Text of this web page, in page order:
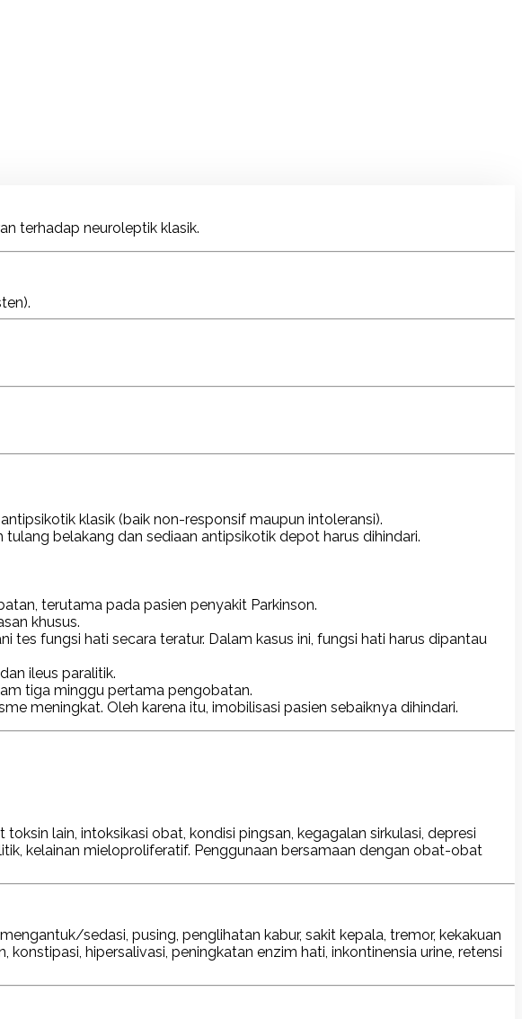
terhadap neuroleptik klasik.
klasik (baik non-responsif maupun intoleransi).
belakang dan sediaan antipsikotik depot harus dihindari.
terutama pada pasien penyakit Parkinson.
khusus.
fungsi hati secara teratur. Dalam kasus ini, fungsi hati harus dipantau
ileus paralitik.
tiga minggu pertama pengobatan.
meningkat. Oleh karena itu, imobilisasi pasien sebaiknya dihindari.
lain, intoksikasi obat, kondisi pingsan, kegagalan sirkulasi, depresi
kelainan mieloproliferatif. Penggunaan bersamaan dengan obat-obat
sedasi, pusing, penglihatan kabur, sakit kepala, tremor, kekakuan
hipersalivasi, peningkatan enzim hati, inkontinensia urine, retensi